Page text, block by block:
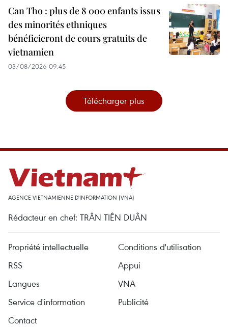
Can Tho : plus de 8 000 enfants issus
des minorités ethniques
bénéficieront de cours gratuits de
vietnamien
03/08/2026 09:45
Télécharger plus
AGENCE VIETNAMIENNE D'INFORMATION (VNA)
Rédacteur en chef: TRÂN TIÊN DUÂN
Propriété intellectuelle
Conditions d'utilisation
RSS
Appui
Langues
VNA
Service d'information
Publicité
Contact